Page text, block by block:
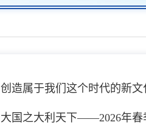
创造属于我们这个时代的新
大国之大利天下——2026年春